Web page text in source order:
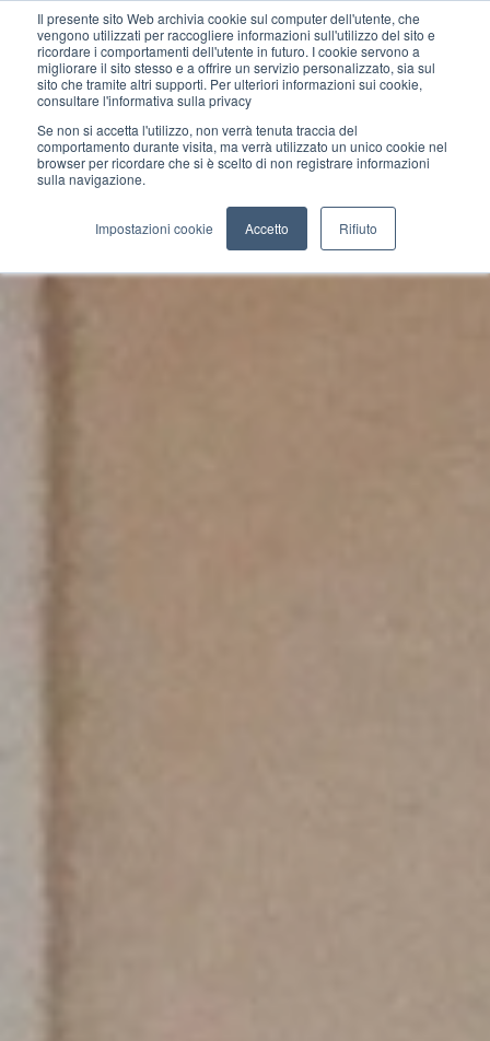
Il presente sito Web archivia cookie sul computer dell'utente, che
vengono utilizzati per raccogliere informazioni sull'utilizzo del sito e
ricordare i comportamenti dell'utente in futuro. I cookie servono a
migliorare il sito stesso e a offrire un servizio personalizzato, sia sul
sito che tramite altri supporti. Per ulteriori informazioni sui cookie,
consultare l'informativa sulla privacy
Se non si accetta l'utilizzo, non verrà tenuta traccia del
comportamento durante visita, ma verrà utilizzato un unico cookie nel
browser per ricordare che si è scelto di non registrare informazioni
sulla navigazione.
Impostazioni cookie Accetto Rifiuto